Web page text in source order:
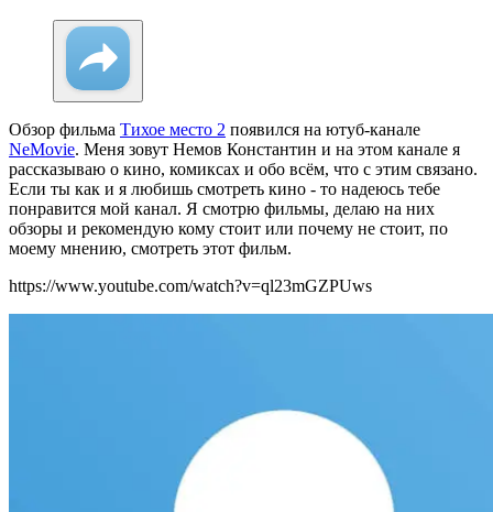
Обзор фильма Тихое место 2 появился на ютуб-канале
NeMovie. Меня зовут Немов Константин и на этом канале я
рассказываю о кино, комиксах и обо всём, что с этим связано.
Если ты как и я любишь смотреть кино - то надеюсь тебе
понравится мой канал. Я смотрю фильмы, делаю на них
обзоры и рекомендую кому стоит или почему не стоит, по
моему мнению, смотреть этот фильм.
https://www.youtube.com/watch?v=ql23mGZPUws